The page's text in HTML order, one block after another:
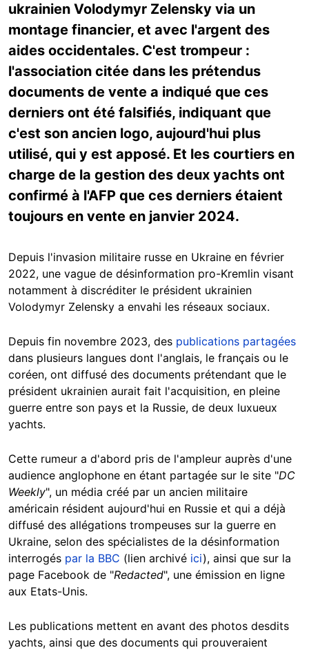
ukrainien Volodymyr Zelensky via un
montage financier, et avec l'argent des
aides occidentales. C'est trompeur :
l'association citée dans les prétendus
documents de vente a indiqué que ces
derniers ont été falsifiés, indiquant que
c'est son ancien logo, aujourd'hui plus
utilisé, qui y est apposé. Et les courtiers en
charge de la gestion des deux yachts ont
confirmé à l'AFP que ces derniers étaient
toujours en vente en janvier 2024.
Depuis l'invasion militaire russe en Ukraine en février
2022, une vague de désinformation pro-Kremlin visant
notamment à discréditer le président ukrainien
Volodymyr Zelensky a envahi les réseaux sociaux.
Depuis fin novembre 2023, des publications partagées
dans plusieurs langues dont l'anglais, le français ou le
coréen, ont diffusé des documents prétendant que le
président ukrainien aurait fait l'acquisition, en pleine
guerre entre son pays et la Russie, de deux luxueux
yachts.
Cette rumeur a d'abord pris de l'ampleur auprès d'une
audience anglophone en étant partagée sur le site "DC
Weekly", un média créé par un ancien militaire
américain résident aujourd'hui en Russie et qui a déjà
diffusé des allégations trompeuses sur la guerre en
Ukraine, selon des spécialistes de la désinformation
interrogés par la BBC (lien archivé ici), ainsi que sur la
page Facebook de "Redacted", une émission en ligne
aux Etats-Unis.
Les publications mettent en avant des photos desdits
yachts, ainsi que des documents qui prouveraient